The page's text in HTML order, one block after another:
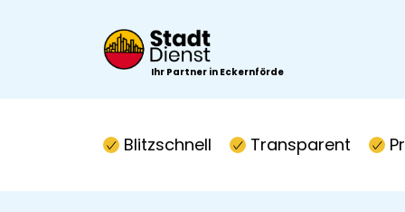
Ihr Partner in Eckernförde
Blitzschnell Transparent